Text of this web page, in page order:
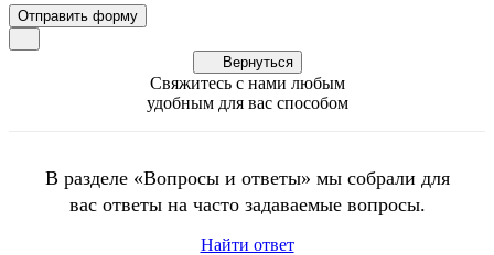
Вернуться
Свяжитесь с нами любым
удобным для вас способом
В разделе «Вопросы и ответы» мы собрали для
вас ответы на часто задаваемые вопросы.
Найти ответ